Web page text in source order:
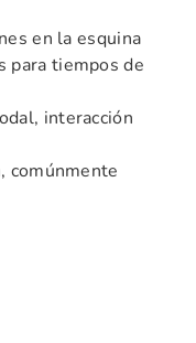
en la esquina
para tiempos de
interacción
comúnmente